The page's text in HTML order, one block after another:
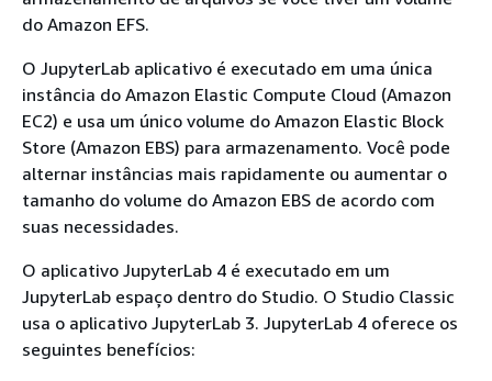
do Amazon EFS.
O JupyterLab aplicativo é executado em uma única
instância do Amazon Elastic Compute Cloud (Amazon
EC2) e usa um único volume do Amazon Elastic Block
Store (Amazon EBS) para armazenamento. Você pode
alternar instâncias mais rapidamente ou aumentar o
tamanho do volume do Amazon EBS de acordo com
suas necessidades.
O aplicativo JupyterLab 4 é executado em um
JupyterLab espaço dentro do Studio. O Studio Classic
usa o aplicativo JupyterLab 3. JupyterLab 4 oferece os
seguintes benefícios: